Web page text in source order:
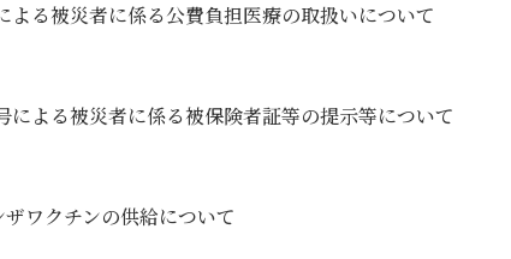
よる被災者に係る公費負担医療の取扱いについて
による被災者に係る被保険者証等の提示等について
ワクチンの供給について